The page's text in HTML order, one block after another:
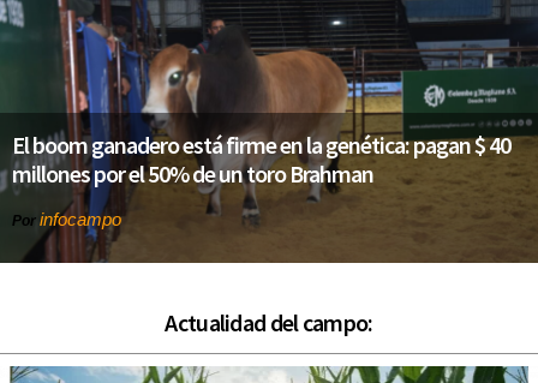
El boom ganadero está firme en la genética: pagan $ 40
millones por el 50% de un toro Brahman
Por infocampo
Actualidad del campo: